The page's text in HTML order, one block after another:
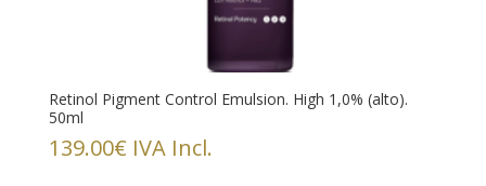
Retinol Pigment Control Emulsion. High 1,0% (alto).
50ml
139.00€ IVA Incl.